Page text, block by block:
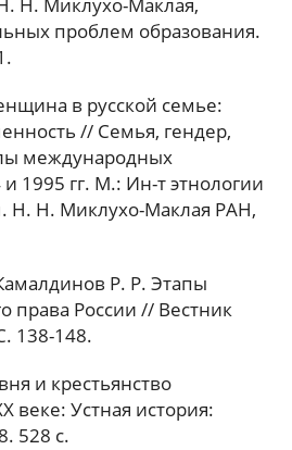
Н. Миклухо-Маклая,
проблем образования.
в русской семье:
// Семья, гендер,
международных
1995 гг. М.: Ин-т этнологии
Н. Н. Миклухо-Маклая РАН,
Р. Р. Этапы
права России // Вестник
138-148.
и крестьянство
веке: Устная история:
528 с.